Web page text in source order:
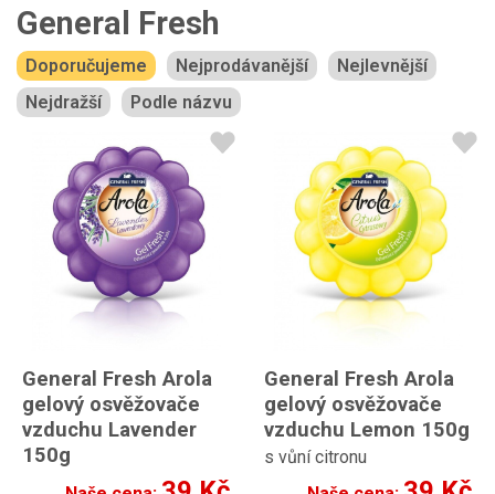
General Fresh
Doporučujeme Nejprodávanější
Nejlevnější
Nejdražší
Podle názvu
General Fresh Arola
gelový osvěžovače
vzduchu Lavender
150g
s vůní levandule
General Fresh Arola
gelový osvěžovače
vzduchu Lemon 150g
s vůní citronu